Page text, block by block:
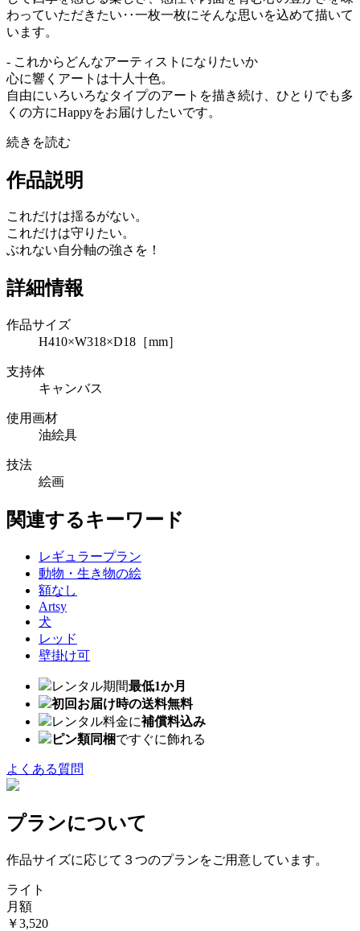
わっていただきたい‥一枚一枚にそんな思いを込めて描いて
います。
- これからどんなアーティストになりたいか
心に響くアートは十人十色。
自由にいろいろなタイプのアートを描き続け、ひとりでも多
くの方にHappyをお届けしたいです。
続きを読む
作品説明
これだけは揺るがない。
これだけは守りたい。
ぶれない自分軸の強さを！
詳細情報
作品サイズ
H410×W318×D18［mm］
支持体
キャンバス
使用画材
油絵具
技法
絵画
関連するキーワード
レギュラープラン
動物・生き物の絵
額なし
Artsy
犬
レッド
壁掛け可
レンタル期間最低1か月
初回お届け時の送料無料
レンタル料金に補償料込み
ピン類同梱ですぐに飾れる
よくある質問
プランについて
作品サイズに応じて３つのプランをご用意しています。
ライト
月額
￥3,520